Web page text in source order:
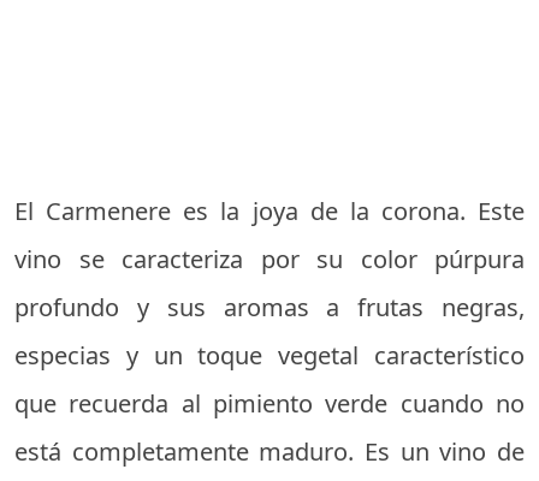
El Carmenere es la joya de la corona. Este
vino se caracteriza por su color púrpura
profundo y sus aromas a frutas negras,
especias y un toque vegetal característico
que recuerda al pimiento verde cuando no
está completamente maduro. Es un vino de